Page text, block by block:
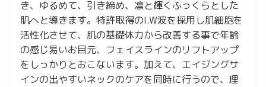
き、ゆるめて、引き締め、凛と輝くふっくらとした
肌へと導きます。特許取得のI.W波を採用し肌細胞を
活性化させて、肌の基礎体力から改善する事で年齢
の感じ易いお目元、フェイスラインのリフトアップ
をしっかりとおこないます。加えて、エイジングサ
インの出やすいネックのケアを同時に行うので、理